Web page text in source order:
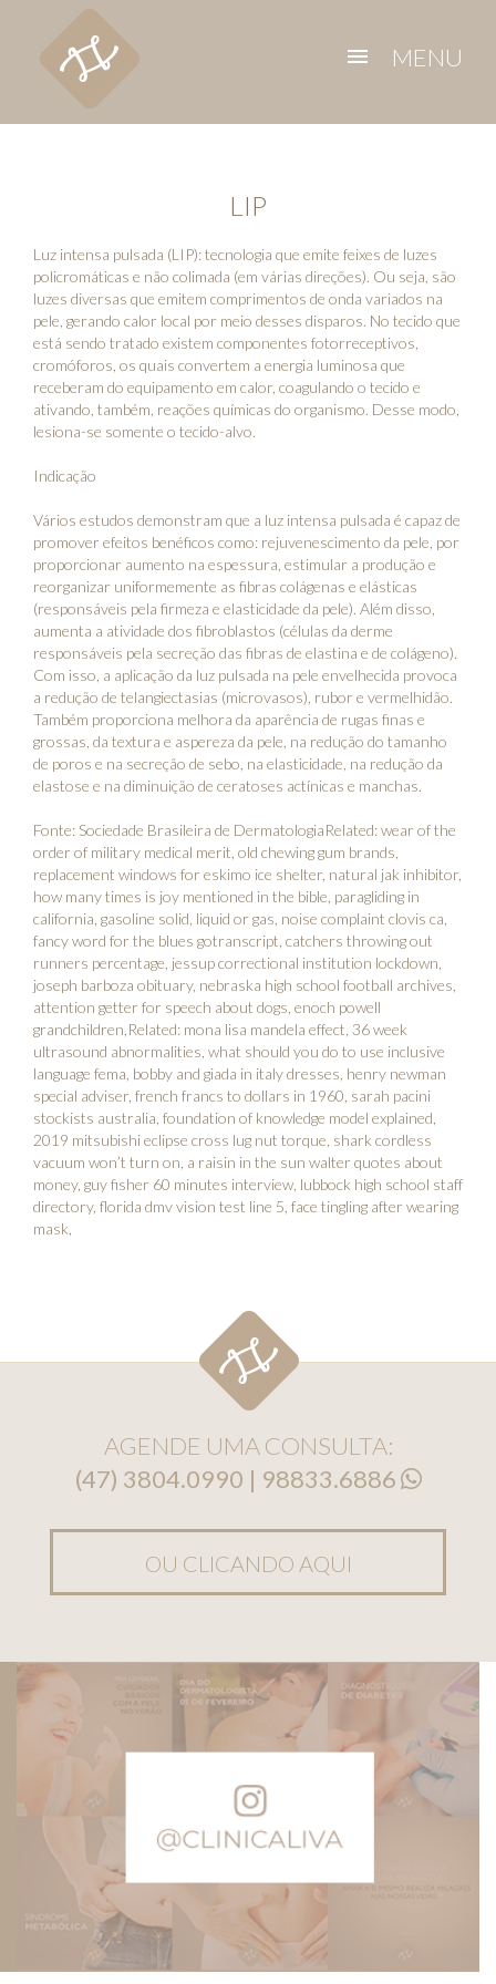
menu MENU
LIP
Luz intensa pulsada (LIP): tecnologia que emite feixes de luzes
policromáticas e não colimada (em várias direções). Ou seja, são
luzes diversas que emitem comprimentos de onda variados na
pele, gerando calor local por meio desses disparos. No tecido que
está sendo tratado existem componentes fotorreceptivos,
cromóforos, os quais convertem a energia luminosa que
receberam do equipamento em calor, coagulando o tecido e
ativando, também, reações químicas do organismo. Desse modo,
lesiona-se somente o tecido-alvo.
Indicação
Vários estudos demonstram que a luz intensa pulsada é capaz de
promover efeitos benéficos como: rejuvenescimento da pele, por
proporcionar aumento na espessura, estimular a produção e
reorganizar uniformemente as fibras colágenas e elásticas
(responsáveis pela firmeza e elasticidade da pele). Além disso,
aumenta a atividade dos fibroblastos (células da derme
responsáveis pela secreção das fibras de elastina e de colágeno).
Com isso, a aplicação da luz pulsada na pele envelhecida provoca
a redução de telangiectasias (microvasos), rubor e vermelhidão.
Também proporciona melhora da aparência de rugas finas e
grossas, da textura e aspereza da pele, na redução do tamanho
de poros e na secreção de sebo, na elasticidade, na redução da
elastose e na diminuição de ceratoses actínicas e manchas.
Fonte: Sociedade Brasileira de DermatologiaRelated:wear of the
order of military medical merit old chewing gum brands
replacement windows for eskimo ice shelter natural jak inhibitor
how many times is joy mentioned in the bible paragliding in
california gasoline solid, liquid or gas noise complaint clovis ca
fancy word for the blues gotranscript catchers throwing out
runners percentage jessup correctional institution lockdown
joseph barboza obituary, nebraska high school football archives
attention getter for speech about dogs enoch powell
grandchildren ,Related: mona lisa mandela effect 36 week
ultrasound abnormalities what should you do to use inclusive
language fema bobby and giada in italy dresses henry newman
special adviser french francs to dollars in 1960 sarah pacini
stockists australia foundation of knowledge model explained
2019 mitsubishi eclipse cross lug nut torque shark cordless
vacuum won’t turn on a raisin in the sun walter quotes about
money, guy fisher 60 minutes interview lubbock high school staff
directory, florida dmv vision test line 5 face tingling after wearing
mask
AGENDE UMA CONSULTA:
(47) 3804.0990 | 98833.6886
OU CLICANDO AQUI